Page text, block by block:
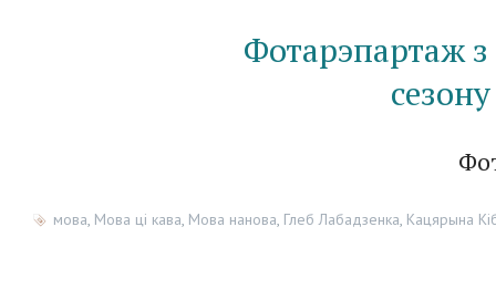
Фотарэпартаж
мова Мова ці кава Мова нанова Глеб Лабадзенка Кацярына